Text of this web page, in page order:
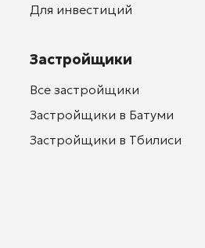
Для инвестиций
Застройщики
Все застройщики
Застройщики в Батуми
Застройщики в Тбилиси